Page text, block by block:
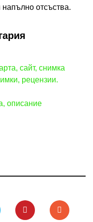
отсъства.
сайт, снимка
рецензии.
описание